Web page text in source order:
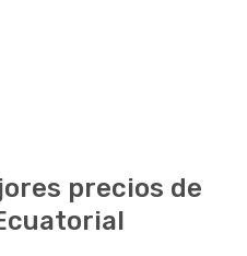
precios de